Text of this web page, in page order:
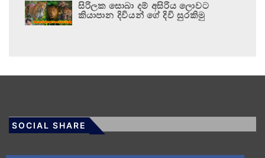
සිරිලක සොබා දම් අසිරිය ලොවට
කියාපාන දිවියන් ගේ දිවි සුරකිමු
SOCIAL SHARE